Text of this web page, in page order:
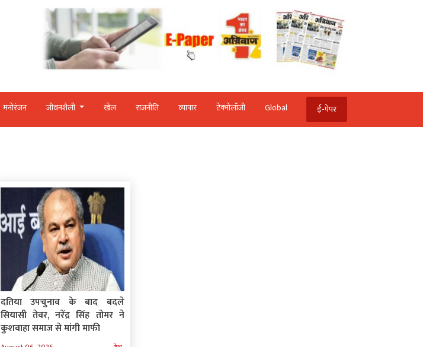
मनोरंजन जीवनशैली खेल राजनीति व्‍यापार टेक्‍नोलॉजी Global ई-पेपर
दतिया उपचुनाव के बाद बदले
सियासी तेवर, नरेंद्र सिंह तोमर ने
कुशवाहा समाज से मांगी माफी